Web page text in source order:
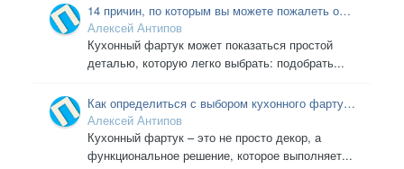
14 причин, по которым вы можете пожалеть о
выборе кухонного фартука: распространенные
ошибки, которые стоит избегать.
Алексей Антипов
Кухонный фартук может показаться простой
деталью, которую легко выбрать: подобрать...
Как определиться с выбором кухонного фартука,
учитывая дизайн квартиры
Алексей Антипов
Кухонный фартук – это не просто декор, а
функциональное решение, которое выполняет...